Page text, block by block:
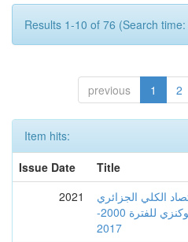
Results 1-10 of 76 (Search
previous 1 2
Item hits:
Issue Date
Title
2021
الكلي الجزائري
باستخدام نموذج نيوكنزي للفترة 2000-
2017